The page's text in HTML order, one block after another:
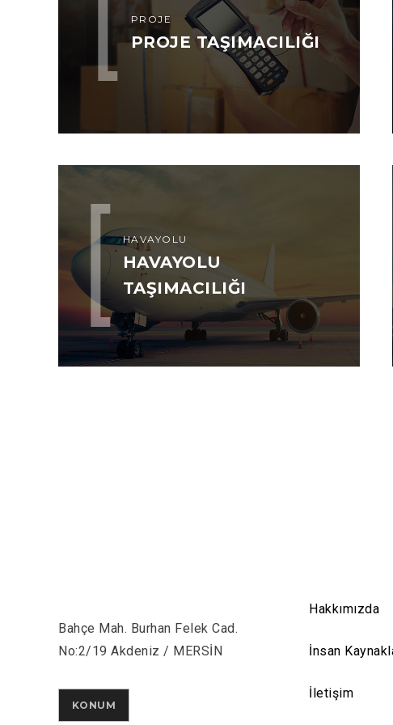
PROJE
PROJE TAŞIMACILIĞI
HAVAYOLU
HAVAYOLU
TAŞIMACILIĞI
Bahçe Mah. Burhan Felek Cad.
No:2/19 Akdeniz / MERSİN
KONUM
Hakkımızda
İnsan
İletişim